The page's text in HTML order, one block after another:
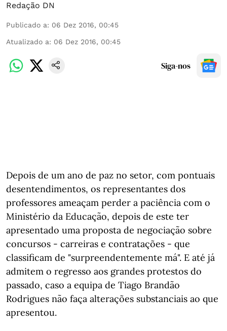
Redação DN
Publicado a: 06 Dez 2016, 00:45
Atualizado a: 06 Dez 2016, 00:45
Siga-nos
Depois de um ano de paz no setor, com pontuais
desentendimentos, os representantes dos
professores ameaçam perder a paciência com o
Ministério da Educação, depois de este ter
apresentado uma proposta de negociação sobre
concursos - carreiras e contratações - que
classificam de "surpreendentemente má". E até já
admitem o regresso aos grandes protestos do
passado, caso a equipa de Tiago Brandão
Rodrigues não faça alterações substanciais ao que
apresentou.